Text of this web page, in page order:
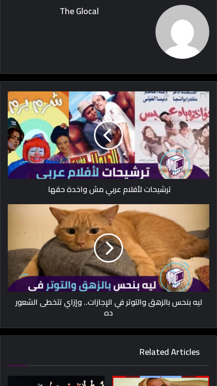
The Glocal
ترشيحات لأفلام عربي مش واخدة حقها
ليه بنحس بالزهق والتوتر في الإجازات.. وإزاي تتخطى الشعور
ده
Related Articles